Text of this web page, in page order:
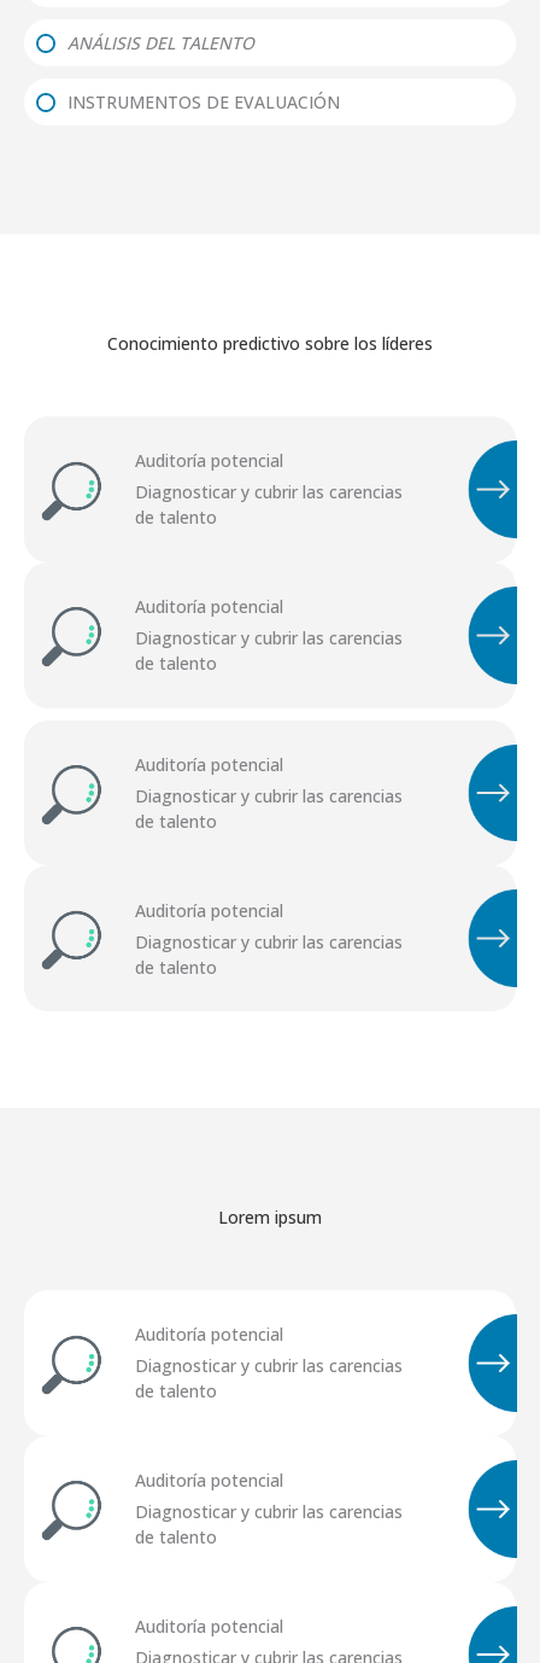
ANÁLISIS DEL TALENTO
INSTRUMENTOS DE EVALUACIÓN
Conocimiento predictivo sobre los líderes
Auditoría potencial
Diagnosticar y cubrir las carencias
de talento
Auditoría potencial
Diagnosticar y cubrir las carencias
de talento
Auditoría potencial
Diagnosticar y cubrir las carencias
de talento
Auditoría potencial
Diagnosticar y cubrir las carencias
de talento
Lorem ipsum
Auditoría potencial
Diagnosticar y cubrir las carencias
de talento
Auditoría potencial
Diagnosticar y cubrir las carencias
de talento
Auditoría potencial
Diagnosticar y cubrir las carencias